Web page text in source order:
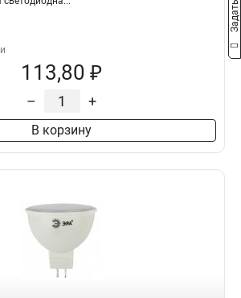
113,80 ₽
– +
В корзину